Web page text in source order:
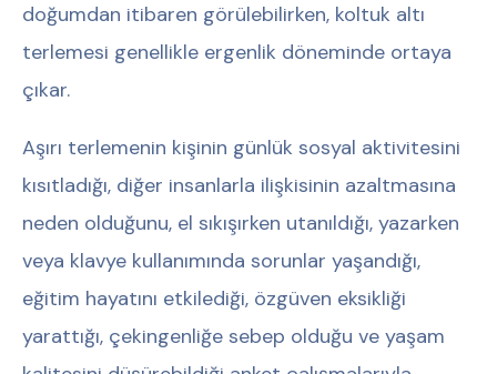
doğumdan itibaren görülebilirken, koltuk altı
terlemesi genellikle ergenlik döneminde ortaya
çıkar.
Aşırı terlemenin kişinin günlük sosyal aktivitesini
kısıtladığı, diğer insanlarla ilişkisinin azaltmasına
neden olduğunu, el sıkışırken utanıldığı, yazarken
veya klavye kullanımında sorunlar yaşandığı,
eğitim hayatını etkilediği, özgüven eksikliği
yarattığı, çekingenliğe sebep olduğu ve yaşam